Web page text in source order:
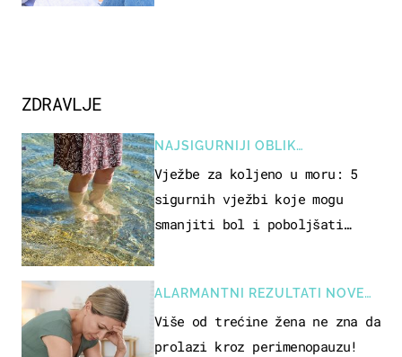
ZDRAVLJE
NAJSIGURNIJI OBLIK
REKREACIJE
Vježbe za koljeno u moru: 5
sigurnih vježbi koje mogu
smanjiti bol i poboljšati
ALARMANTNI REZULTATI NOVE
STUDIJE
Više od trećine žena ne zna da
prolazi kroz perimenopauzu!